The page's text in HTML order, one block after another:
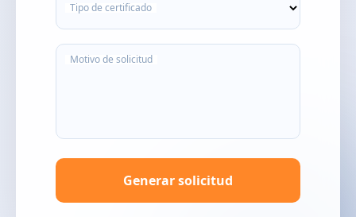
Tipo de certificado
Motivo de solicitud
Generar solicitud